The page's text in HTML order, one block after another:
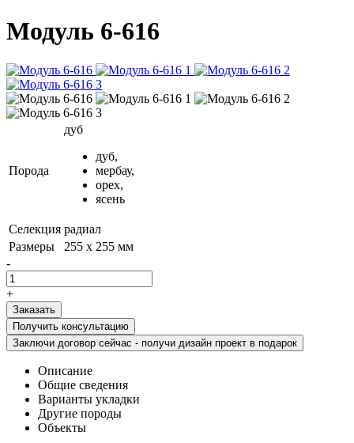
Модуль 6-616
Порода
дуб
дуб,
мербау,
орех,
ясень
Селекция радиал
Размеры
255 x 255 мм
-
+
Получить консультацию
Заключи договор сейчас - получи дизайн проект в подарок
Описание
Общие сведения
Варианты укладки
Другие породы
Объекты